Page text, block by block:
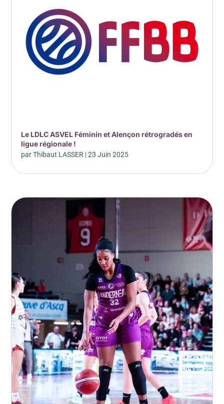
Le LDLC ASVEL Féminin et Alençon rétrogradés en
ligue régionale !
parThibaut LASSER |23 Juin 2025